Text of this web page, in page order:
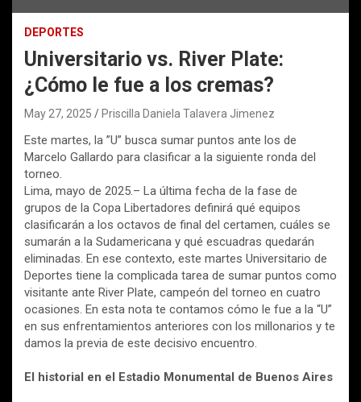
DEPORTES
Universitario vs. River Plate:
¿Cómo le fue a los cremas?
May 27, 2025 Priscilla Daniela Talavera Jimenez
Este martes, la ”U” busca sumar puntos ante los de
Marcelo Gallardo para clasificar a la siguiente ronda del
torneo.
Lima, mayo de 2025.– La última fecha de la fase de
grupos de la Copa Libertadores definirá qué equipos
clasificarán a los octavos de final del certamen, cuáles se
sumarán a la Sudamericana y qué escuadras quedarán
eliminadas. En ese contexto, este martes Universitario de
Deportes tiene la complicada tarea de sumar puntos como
visitante ante River Plate, campeón del torneo en cuatro
ocasiones. En esta nota te contamos cómo le fue a la “U”
en sus enfrentamientos anteriores con los millonarios y te
damos la previa de este decisivo encuentro.
El historial en el Estadio Monumental de Buenos Aires